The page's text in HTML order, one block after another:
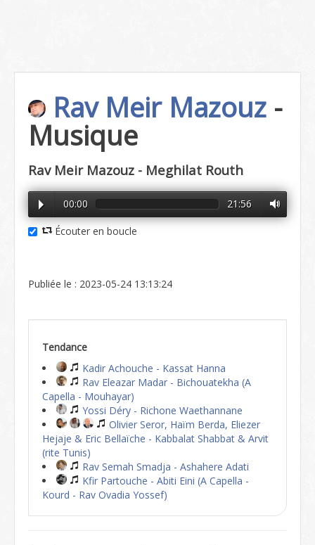
Rav Meir Mazouz -
Musique
Rav Meir Mazouz - Meghilat Routh
00:00 21:56
Écouter en boucle
Publiée le : 2023-05-24 13:13:24
Tendance
Kadir Achouche - Kassat Hanna
Rav Eleazar Madar - Bichouatekha (A
Capella - Mouhayar)
Yossi Déry - Richone Waethannane
Olivier Seror, Haïm Berda, Eliezer
Hejaje & Eric Bellaïche - Kabbalat Shabbat & Arvit
(rite Tunis)
Rav Semah Smadja - Ashahere Adati
Kfir Partouche - Abiti Eini (A Capella -
Kourd - Rav Ovadia Yossef)